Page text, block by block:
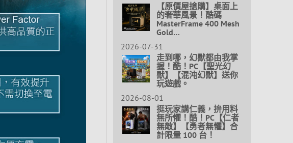
【原價屋搶購】桌面上
的奢華風景！酷碼
MasterFrame 400 Mesh
Gold…
2026-07-31
走到哪，幻獸都由我掌
握！酷！PC【聖光幻
獸】【混沌幻獸】送你
玩遊戲。
2026-08-01
挺玩家講仁義，拚用料
無所懼！酷！PC【仁者
無敵】【勇者無懼】合
計限量 100 台！